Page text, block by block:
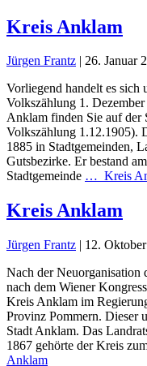
Kreis Anklam
Jürgen Frantz
26. Januar
Vorliegend handelt es sich
Volkszählung 1.
Anklam finden Sie auf der
Volkszählung 1.12.1905).
1885 in Stadtgemeinden,
Gutsbezirke. Er bestand
Stadtgemeinde … Kreis
Kreis Anklam
Jürgen Frantz | 12.
Nach der Neuorganisation
nach dem Wiener
Kreis Anklam im
Provinz Pommern. Dieser
Stadt Anklam. Das
1867 gehörte der Kreis
Anklam